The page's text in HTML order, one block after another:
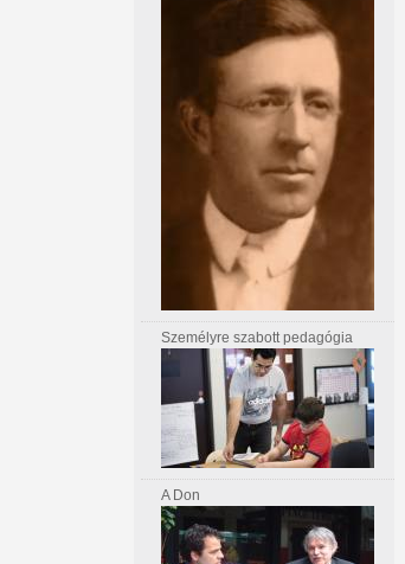
Személyre szabott pedagógia
A Don